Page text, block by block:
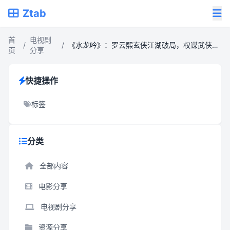
Ztab
首
页
/
电视剧
分享
/ 《水龙吟》：罗云熙玄侠江湖破局，权谋武侠交织下的智斗盛宴
快捷操作
标签
分类
全部内容
电影分享
电视剧分享
资源分享